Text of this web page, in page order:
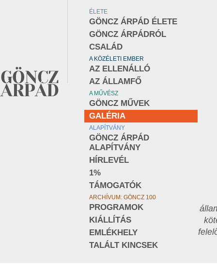
ÉLETE
GÖNCZ ÁRPÁD ÉLETE
GÖNCZ ÁRPÁDRÓL
CSALÁD
A KÖZÉLETI EMBER
AZ ELLENÁLLÓ
AZ ÁLLAMFŐ
A MŰVÉSZ
GÖNCZ MŰVEK
GALÉRIA
ALAPÍTVÁNY
GÖNCZ ÁRPÁD
ALAPÍTVÁNY
HÍRLEVÉL
1%
TÁMOGATÓK
ARCHÍVUM: GÖNCZ 100
PROGRAMOK
KIÁLLÍTÁS
EMLÉKHELY
TALÁLT KINCSEK